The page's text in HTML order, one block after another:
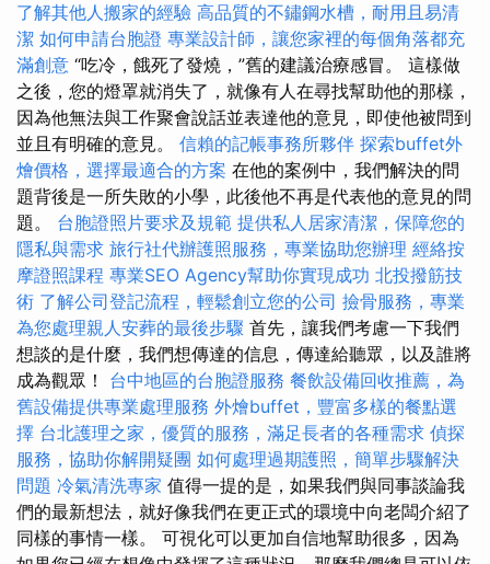
了解其他人搬家的經驗 高品質的不鏽鋼水槽，耐用且易清
潔 如何申請台胞證 專業設計師，讓您家裡的每個角落都充
滿創意 “吃冷，餓死了發燒，”舊的建議治療感冒。 這樣做
之後，您的燈罩就消失了，就像有人在尋找幫助他的那樣，
因為他無法與工作聚會說話並表達他的意見，即使他被問到
並且有明確的意見。 信賴的記帳事務所夥伴 探索buffet外
燴價格，選擇最適合的方案 在他的案例中，我們解決的問
題背後是一所失敗的小學，此後他不再是代表他的意見的問
題。 台胞證照片要求及規範 提供私人居家清潔，保障您的
隱私與需求 旅行社代辦護照服務，專業協助您辦理 經絡按
摩證照課程 專業SEO Agency幫助你實現成功 北投撥筋技
術 了解公司登記流程，輕鬆創立您的公司 撿骨服務，專業
為您處理親人安葬的最後步驟 首先，讓我們考慮一下我們
想談的是什麼，我們想傳達的信息，傳達給聽眾，以及誰將
成為觀眾！ 台中地區的台胞證服務 餐飲設備回收推薦，為
舊設備提供專業處理服務 外燴buffet，豐富多樣的餐點選
擇 台北護理之家，優質的服務，滿足長者的各種需求 偵探
服務，協助你解開疑團 如何處理過期護照，簡單步驟解決
問題 冷氣清洗專家 值得一提的是，如果我們與同事談論我
們的最新想法，就好像我們在更正式的環境中向老闆介紹了
同樣的事情一樣。 可視化可以更加自信地幫助很多，因為